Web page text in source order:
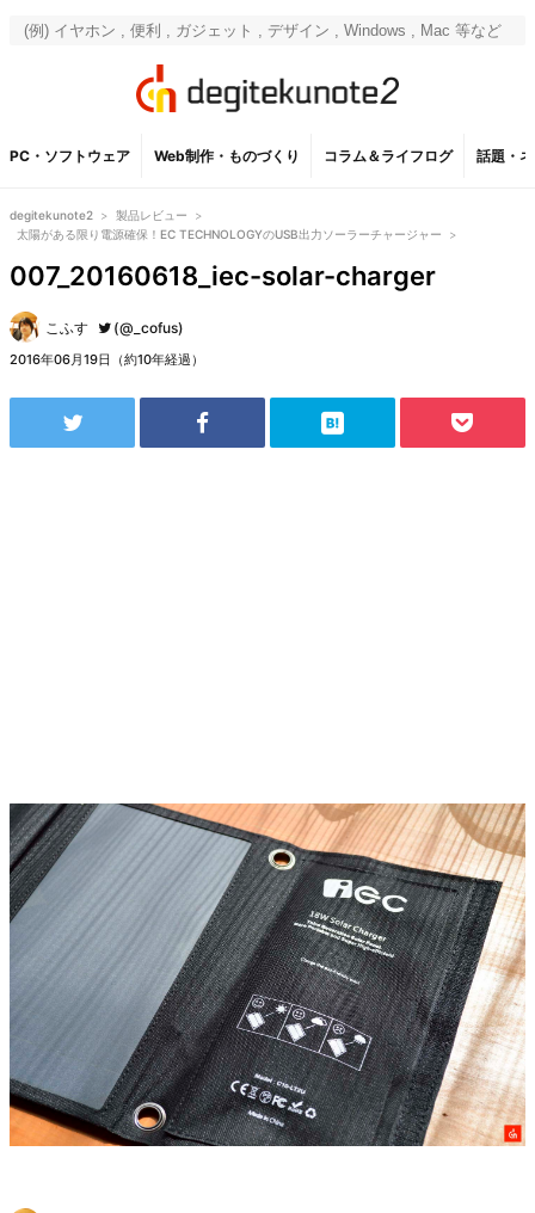
PC・ソフトウェア Web制作・ものづくり コラム＆ライフログ 話題・
degitekunote2 > 製品レビュー
>
太陽がある限り電源確保！EC TECHNOLOGYのUSB出力ソーラーチャージャー
>
007_20160618_iec-solar-charger
こふす (@_cofus)
2016年06月19日（約10年経過）